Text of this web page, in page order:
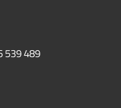
539 489